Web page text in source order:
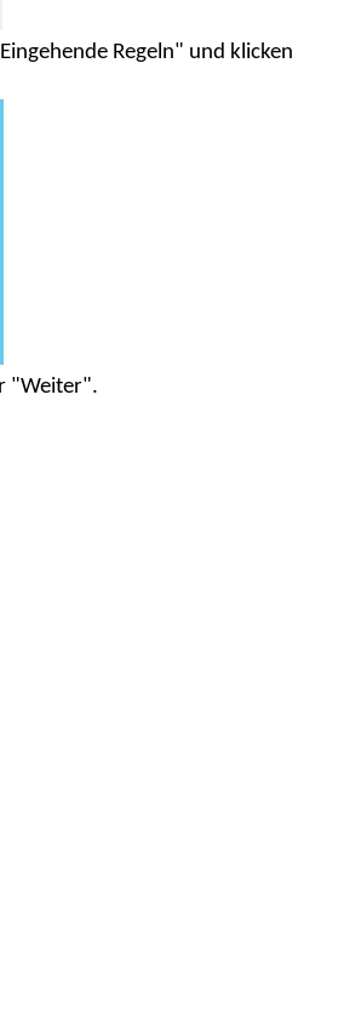
Regeln" und klicken
"Weiter".